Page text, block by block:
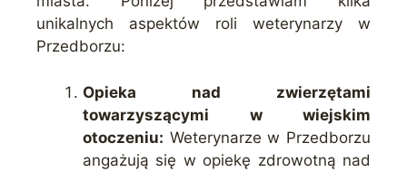
unikalnych aspektów roli weterynarzy w
Przedborzu:
Opieka nad zwierzętami
towarzyszącymi w wiejskim
otoczeniu: Weterynarze w Przedborzu
angażują się w opiekę zdrowotną nad